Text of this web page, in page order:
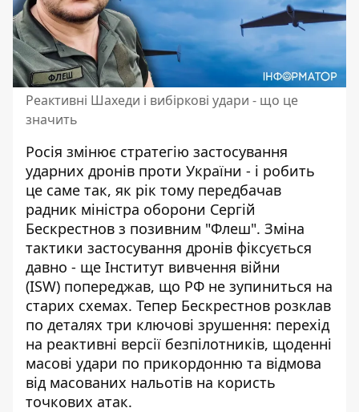
Реактивні Шахеди і вибіркові удари - що це
значить
Росія змінює стратегію застосування
ударних дронів проти України - і робить
це саме так, як рік тому передбачав
радник міністра оборони Сергій
Бескрестнов з позивним "Флеш". Зміна
тактики застосування дронів фіксується
давно - ще Інститут вивчення війни
(ISW) попереджав, що РФ не зупиниться на
старих схемах. Тепер Бескрестнов розклав
по деталях три ключові зрушення: перехід
на реактивні версії безпілотників, щоденні
масові удари по прикордонню та відмова
від масованих нальотів на користь
точкових атак.